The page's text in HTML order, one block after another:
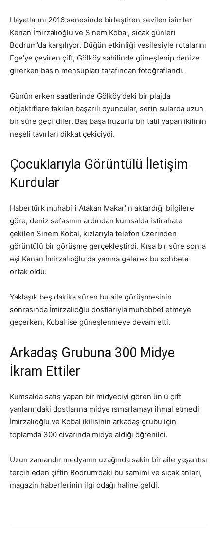
Hayatlarını 2016 senesinde birleştiren sevilen isimler
Kenan İmirzalıoğlu ve Sinem Kobal, sıcak günleri
Bodrum’da karşılıyor. Düğün etkinliği vesilesiyle rotalarını
Ege’ye çeviren çift, Gölköy sahilinde güneşlenip denize
girerken basın mensupları tarafından fotoğraflandı.
Günün erken saatlerinde Gölköy’deki bir plajda
objektiflere takılan başarılı oyuncular, serin sularda uzun
bir süre geçirdiler. Baş başa huzurlu bir tatil yapan ikilinin
neşeli tavırları dikkat çekiciydi.
Çocuklarıyla Görüntülü İletişim
Kurdular
Habertürk muhabiri Atakan Makar’ın aktardığı bilgilere
göre; deniz sefasının ardından kumsalda istirahate
çekilen Sinem Kobal, kızlarıyla telefon üzerinden
görüntülü bir görüşme gerçekleştirdi. Kısa bir süre sonra
eşi Kenan İmirzalıoğlu da yanına gelerek bu sohbete
ortak oldu.
Yaklaşık beş dakika süren bu aile görüşmesinin
sonrasında İmirzalıoğlu dostlarıyla muhabbet etmeye
geçerken, Kobal ise güneşlenmeye devam etti.
Arkadaş Grubuna 300 Midye
İkram Ettiler
Kumsalda satış yapan bir midyeciyi gören ünlü çift,
yanlarındaki dostlarına midye ısmarlamayı ihmal etmedi.
İmirzalıoğlu ve Kobal ikilisinin arkadaş grubu için
toplamda 300 civarında midye aldığı öğrenildi.
Uzun zamandır medyanın uzağında sakin bir aile yaşantısı
tercih eden çiftin Bodrum’daki bu samimi ve sıcak anları,
magazin haberlerinin ilgi odağı haline geldi.